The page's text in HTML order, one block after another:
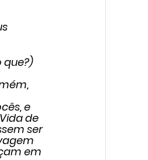
que?)
e
de
ser
em